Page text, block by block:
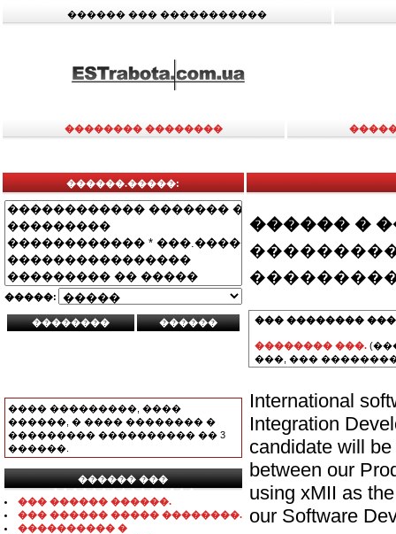
������ ��� �����������
�������� ��������
������.�����:
�����:
���� ���������, ����
������, � ���� �������� �
��������� ���������� �� 3
������.
������ ���
���������������
��� ������ ������.
��� ������ ����� ��������.
���������� �
������ �
��� ��������
�������� ���.
���, ���
International
Integration
candidate will
between our
using xMII as
our Software